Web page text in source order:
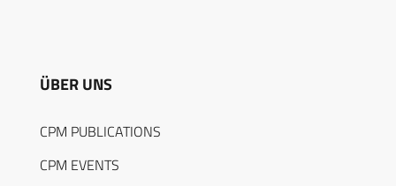
ÜBER UNS
CPM PUBLICATIONS
CPM EVENTS